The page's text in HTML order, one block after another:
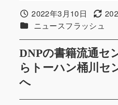
DNPの書籍流通セ
らトーハン桶川セ
へ
投稿日2022年3月10日 更新日
カテゴリー
ニュースフラッシュ